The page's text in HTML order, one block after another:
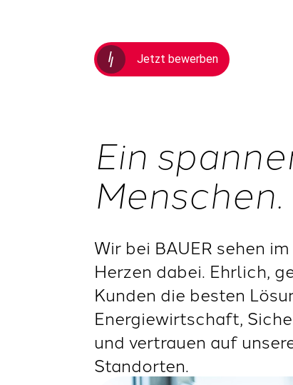
Jetzt bewerben
Ein
Menschen.
Wir bei BAUER sehen
Herzen dabei. Ehrlich,
Kunden die besten
Energiewirtschaft,
und vertrauen auf
Standorten.